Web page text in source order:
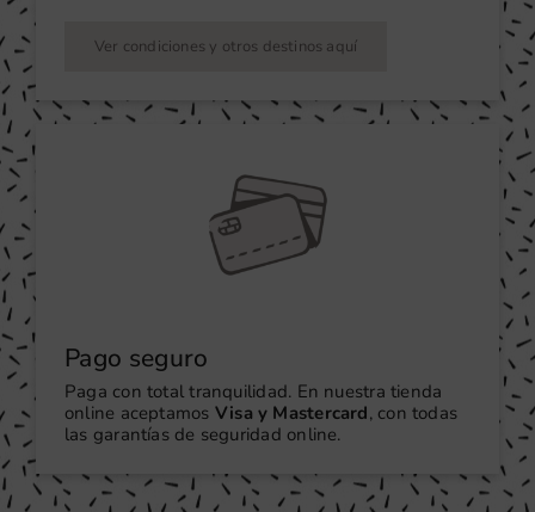
Ver condiciones y otros destinos aquí
Pago seguro
Paga con total tranquilidad. En nuestra tienda
online aceptamos Visa y Mastercard, con todas
las garantías de seguridad online.